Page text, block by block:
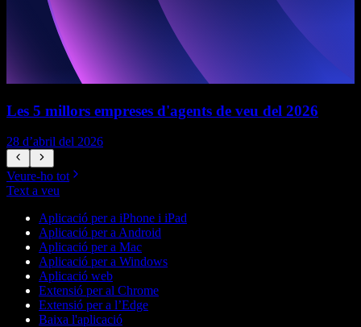
Les 5 millors empreses d'agents de veu del 2026
28 d’abril del 2026
Veure-ho tot
Text a veu
Aplicació per a iPhone i iPad
Aplicació per a Android
Aplicació per a Mac
Aplicació per a Windows
Aplicació web
Extensió per al Chrome
Extensió per a l’Edge
Baixa l'aplicació